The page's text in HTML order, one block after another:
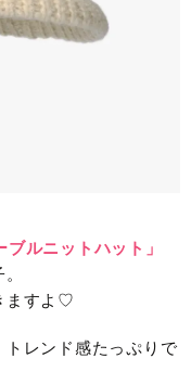
ブルニットハット」
ますよ♡
レンド感たっぷりで